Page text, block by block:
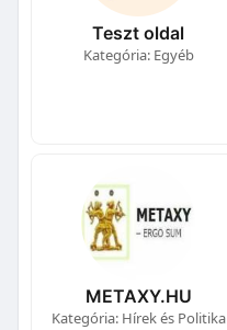
Teszt oldal
Kategória: Egyéb
METAXY.HU
Kategória: Hírek és Politika